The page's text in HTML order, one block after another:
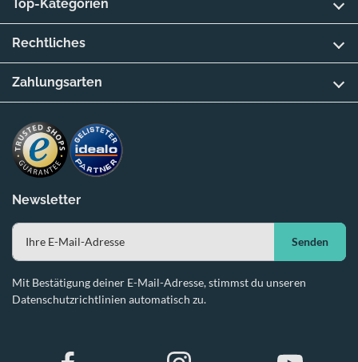
Newsletter
Senden
Mit Bestätigung deiner E-Mail-Adresse, stimmst du unseren
Datenschutzrichtlinien automatisch zu.
Top-Kategorien
Rechtliches
Zahlungsarten